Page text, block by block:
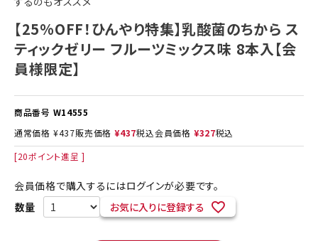
【25%OFF！ひんやり特集】乳酸菌のちから ス
ティックゼリー フルーツミックス味 8本入【会
員様限定】
商品番号 W14555
通常価格 ¥437販売価格 ¥437税込会員価格 ¥327税込
[20ポイント進呈 ]
会員価格で購入するにはログインが必要です。
お気に入りに登録する